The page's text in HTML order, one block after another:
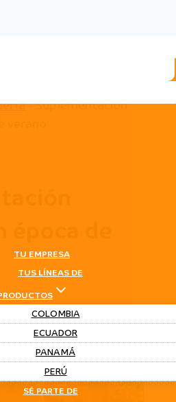
TU EMPRESA
TUS LÍNEAS DE
COLOMBIA
ECUADOR
PANAMÁ
PERÚ
SÉ PARTE DE
-Suplementación
verano